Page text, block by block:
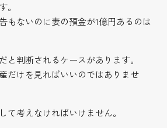
。
もないのに妻の預金が1億円あるのは
と判断されるケースがあります。
だけを見ればいいのではありませ
て考えなければいけません。